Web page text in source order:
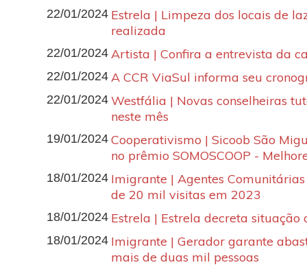
22/01/2024 Estrela | Limpeza dos locais de
realizada
22/01/2024 Artista | Confira a entrevista da
22/01/2024 A CCR ViaSul informa seu
22/01/2024 Westfália | Novas conselheiras
neste mês
19/01/2024 Cooperativismo | Sicoob São
no prêmio SOMOSCOOP -
18/01/2024 Imigrante | Agentes
de 20 mil visitas em 2023
18/01/2024 Estrela | Estrela decreta situação
18/01/2024 Imigrante | Gerador garante
mais de duas mil pessoas